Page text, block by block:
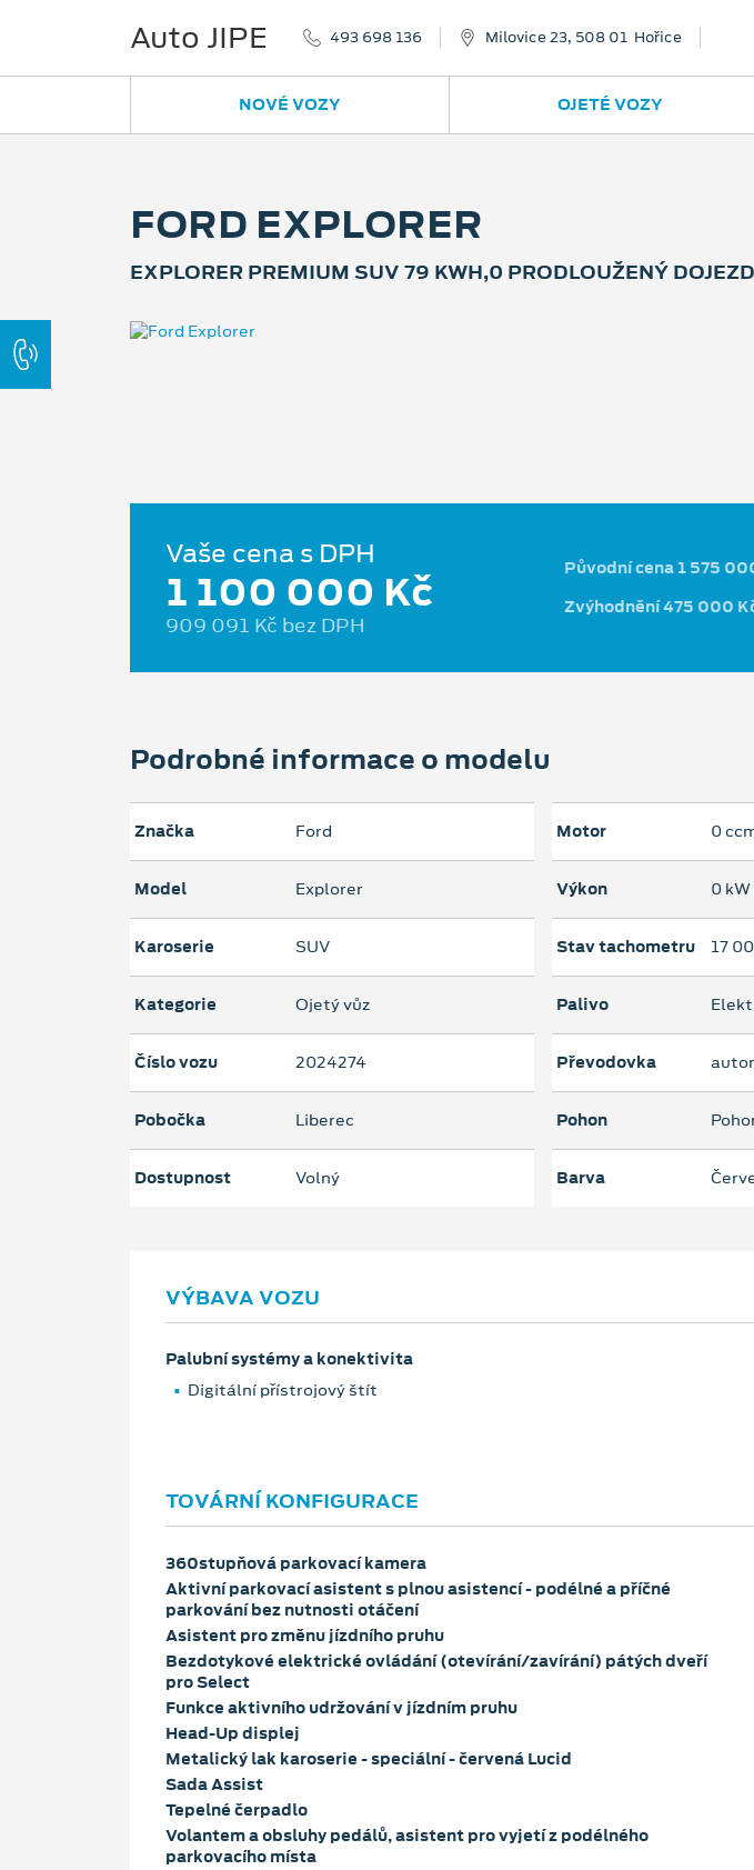
Auto JIPE 493 698 136 Milovice 23, 508 01 Hořice
NOVÉ VOZY OJETÉ VOZY
FORD EXPLORER
EXPLORER PREMIUM SUV 79 KWH,0 PRODLOUŽENÝ
Vaše cena s DPH
1 100 000 Kč
909 091 Kč bez DPH
Původní cena 1 575
Zvýhodnění 475 000
Podrobné informace o modelu
Značka Ford
Model Explorer
Karoserie SUV
Kategorie Ojetý vůz
Číslo vozu 2024274
Pobočka Liberec
Dostupnost Volný
Motor 0
Výkon 0 kW
Stav tachometru 17
Palivo
Převodovka
Pohon
Barva
VÝBAVA VOZU
Palubní systémy a konektivita
Digitální přístrojový štít
TOVÁRNÍ KONFIGURACE
360stupňová parkovací kamera
Aktivní parkovací asistent s plnou asistencí - podélné a příčné
parkování bez nutnosti otáčení
Asistent pro změnu jízdního pruhu
Bezdotykové elektrické ovládání (otevírání/zavírání) pátých dveří
pro Select
Funkce aktivního udržování v jízdním pruhu
Head-Up displej
Metalický lak karoserie - speciální - červená Lucid
Sada Assist
Tepelné čerpadlo
Volantem a obsluhy pedálů, asistent pro vyjetí z podélného
parkovacího místa